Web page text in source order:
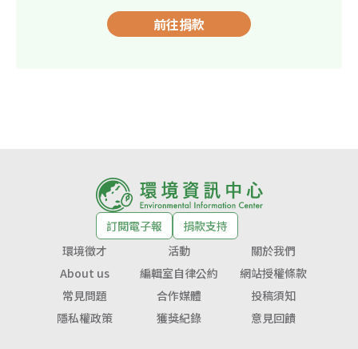
前往捐款
訂閱電子報
捐款支持
環境徵才
活動
關於我們
About us
編輯室自律公約
網站授權條款
常見問題
合作媒體
投稿須知
隱私權政策
獲獎紀錄 意見回饋